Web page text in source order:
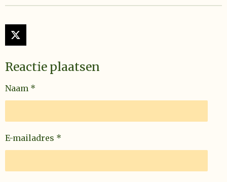
X
Reactie plaatsen
Naam *
E-mailadres *